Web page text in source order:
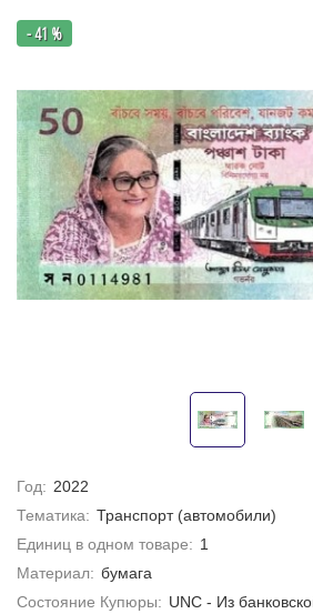
- 41 %
Год: 2022
Тематика: Транспорт (автомобили)
Единиц в одном товаре: 1
Материал: бумага
Состояние Купюры: UNC - Из